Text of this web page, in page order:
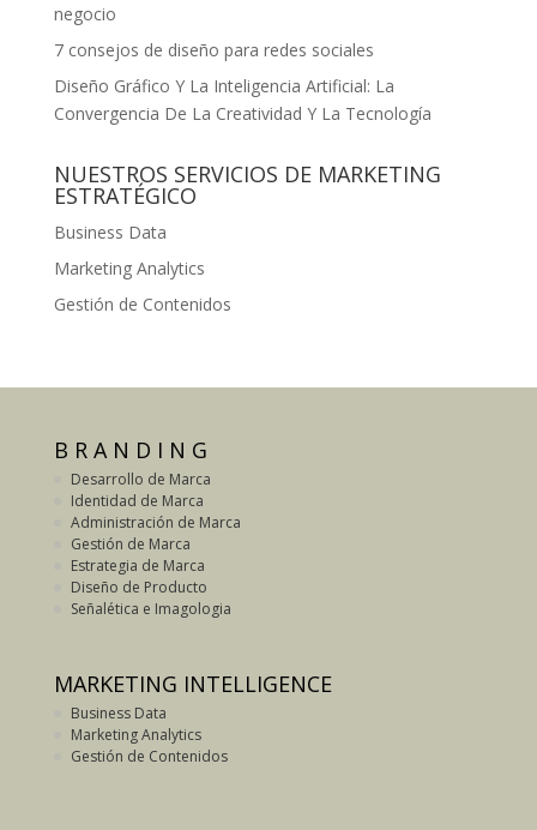
negocio
7 consejos de diseño para redes sociales
Diseño Gráfico Y La Inteligencia Artificial: La
Convergencia De La Creatividad Y La Tecnología
NUESTROS SERVICIOS DE MARKETING
ESTRATÉGICO
Business Data
Marketing Analytics
Gestión de Contenidos
B R A N D I N G
Desarrollo de Marca
Identidad de Marca
Administración de Marca
Gestión de Marca
Estrategia de Marca
Diseño de Producto
Señalética e Imagologia
MARKETING INTELLIGENCE
Business Data
Marketing Analytics
Gestión de Contenidos